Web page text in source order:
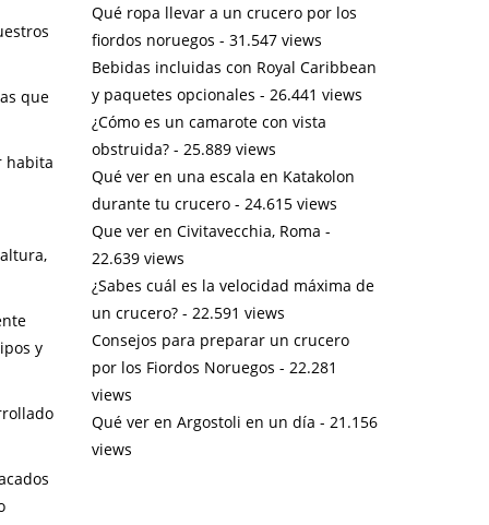
que
habita
y
Qué ropa llevar a un crucero por los
fiordos noruegos - 31.547 views
Bebidas incluidas con Royal Caribbean
y paquetes opcionales - 26.441 views
¿Cómo es un camarote con vista
obstruida?- 25.889 views
Qué ver en una escala en Katakolon
durante tu crucero- 24.615 views
Que ver en Civitavecchia, Roma -
22.639 views
¿Sabes cuál es la velocidad máxima de
un crucero?- 22.591 views
Consejos para preparar un crucero
por los Fiordos Noruegos - 22.281
views
Qué ver en Argostoli en un día - 21.156
views